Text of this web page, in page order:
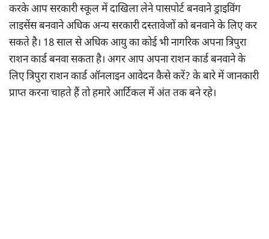
करके आप सरकारी स्कूल में दाखिला लेने पासपोर्ट बनवाने ड्राइविंग
लाइसेंस बनवाने अधिक अन्य सरकारी दस्तावेजों को बनवाने के लिए कर
सकते है। 18 साल से अधिक आयु का कोई भी नागरिक अपना त्रिपुरा
राशन कार्ड बनवा सकता है। अगर आप अपना राशन कार्ड बनवाने के
लिए त्रिपुरा राशन कार्ड ऑनलाइन आवेदन कैसे करें? के बारे में जानकारी
प्राप्त करना चाहते हैं तो हमारे आर्टिकल में अंत तक बने रहे।